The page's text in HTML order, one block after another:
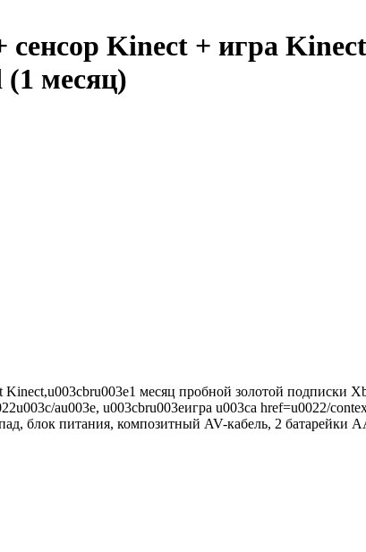
Kinect + игра
месяц)
месяц пробной золотой подписки
au003e, u003cbru003eигра u003ca href=u0022/
блок питания, композитный AV-кабель, 2 батарейки